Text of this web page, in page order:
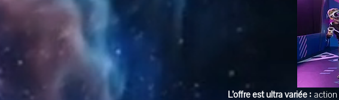
L’offre est ultra variée : action